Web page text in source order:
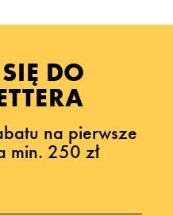
DO
na pierwsze
min. 250 zł